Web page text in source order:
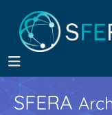
SFERA